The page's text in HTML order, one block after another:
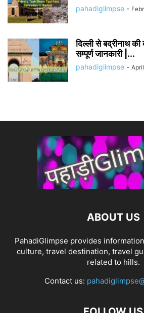
pahadiglimpse -
दिल्ली से बद्रीनाथ की
सम्पूर्ण जानकारी |...
pahadiglimpse -
ABOUT US
PahadiGlimpse provides
culture, travel destination, travel
related to hills.
Contact us: